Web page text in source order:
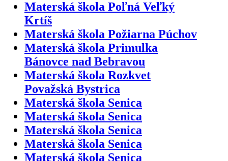
Materská škola Poľná Veľký
Krtíš
Materská škola Požiarna Púchov
Materská škola Primulka
Bánovce nad Bebravou
Materská škola Rozkvet
Považská Bystrica
Materská škola Senica
Materská škola Senica
Materská škola Senica
Materská škola Senica
Materská škola Senica